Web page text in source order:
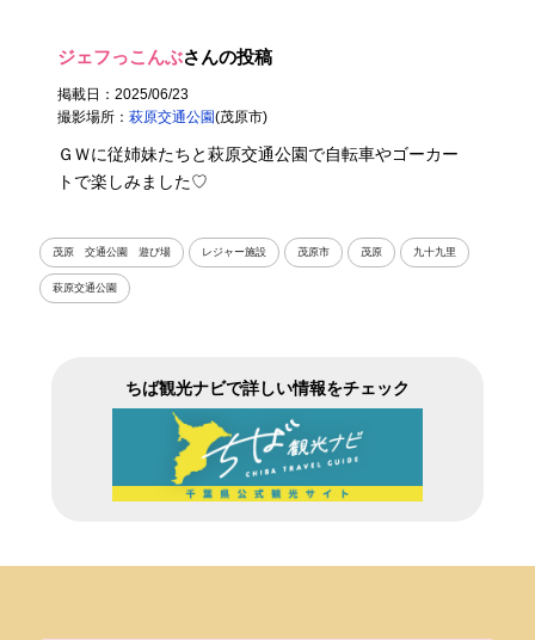
ジェフっこんぶさんの投稿
掲載日：2025/06/23
撮影場所：萩原交通公園(茂原市)
ＧＷに従姉妹たちと萩原交通公園で自転車やゴーカー
トで楽しみました♡
茂原 交通公園 遊び場 レジャー施設 茂原市 茂原 九十九里
萩原交通公園
ちば観光ナビで詳しい情報をチェック